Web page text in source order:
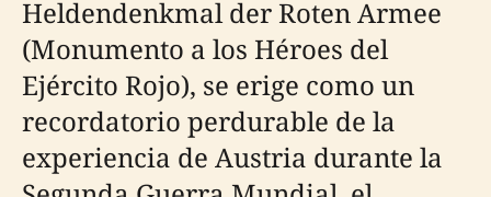
Heldendenkmal der Roten Armee
(Monumento a los Héroes del
Ejército Rojo), se erige como un
recordatorio perdurable de la
experiencia de Austria durante la